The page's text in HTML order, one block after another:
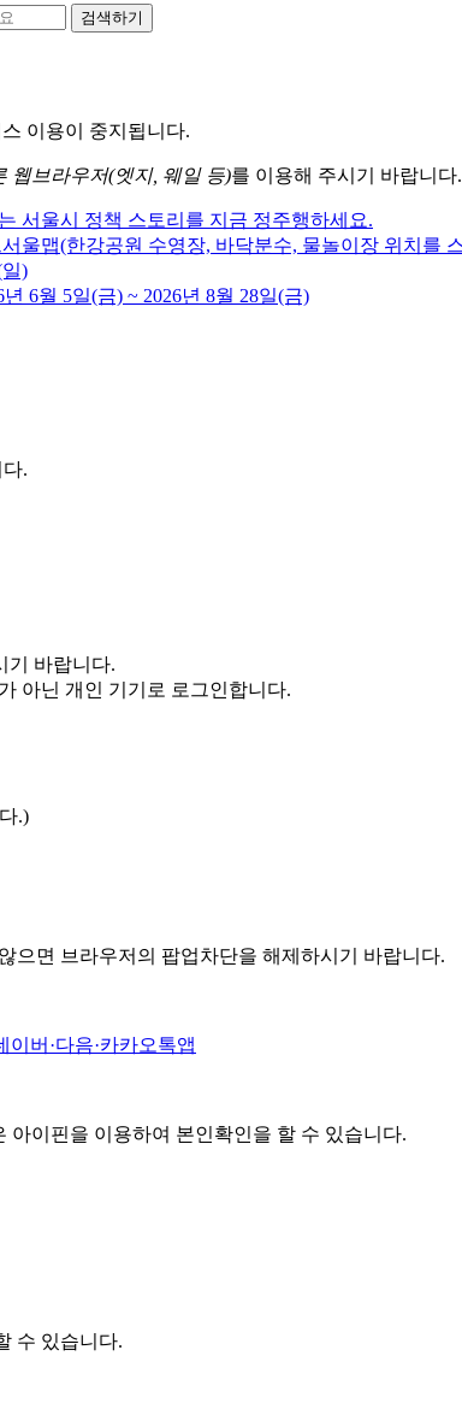
검색하기
이용이 중지됩니다.
웹브라우저(엣지, 웨일 등)를 이용해 주시기 바랍니다.
.
기 바랍니다.
아닌 개인 기기로 로그인합니다.
.)
으면 브라우저의 팝업차단을 해제하시기 바랍니다.
이버·다음·카카오톡앱
아이핀을 이용하여 본인확인을 할 수 있습니다.
수 있습니다.